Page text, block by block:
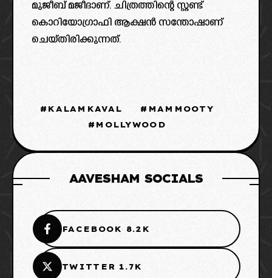
മുജീബ് മജീദാണ്. ചിത്രത്തിന്റെ സ്റ്റണ്ട്
കൊറിയോഗ്രാഫി ആക്ഷൻ സന്തോഷാണ്
ചെയ്തിരിക്കുന്നത്.
KALAMKAVAL
MAMMOOTY
MOLLYWOOD
AAVESHAM SOCIALS
FACEBOOK 8.2K
TWITTER 1.7K